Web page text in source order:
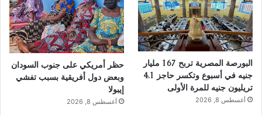
البورصة المصرية تربح 167 مليار
جنيه في أسبوع وتكسر حاجز 4.1
تريليون جنيه للمرة الأولى
أغسطس 8, 2026
حظر أمريكي على جنوب السودان
وبعض دول أفريقية بسبب تفشي
إيبولا
أغسطس 8, 2026